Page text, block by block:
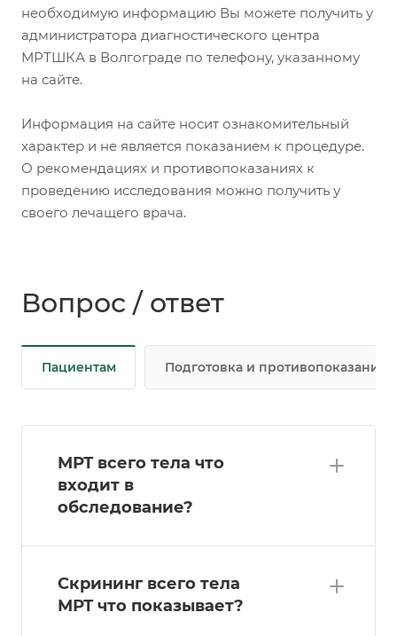
необходимую информацию Вы можете получить у
администратора диагностического центра
МРТШКА в Волгограде по телефону, указанному
на сайте.
Информация на сайте носит ознакомительный
характер и не является показанием к процедуре.
О рекомендациях и противопоказаниях к
проведению исследования можно получить у
своего лечащего врача.
Вопрос / ответ
Пациентам Подготовка и противопоказания
МРТ всего тела что
входит в
обследование?
Скрининг всего тела
МРТ что показывает?